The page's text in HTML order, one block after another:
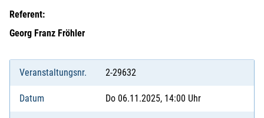
Referent:
Georg Franz Fröhler
Veranstaltungsnr. 2-29632
Datum Do 06.11.2025, 14:00 Uhr